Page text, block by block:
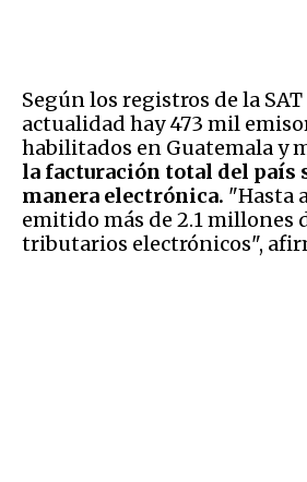
Según los registros de la
actualidad hay 473 mil
habilitados en Guatemala y
la facturación total del país
manera electrónica. "Hasta
emitido más de 2.1 millones
tributarios electrónicos",